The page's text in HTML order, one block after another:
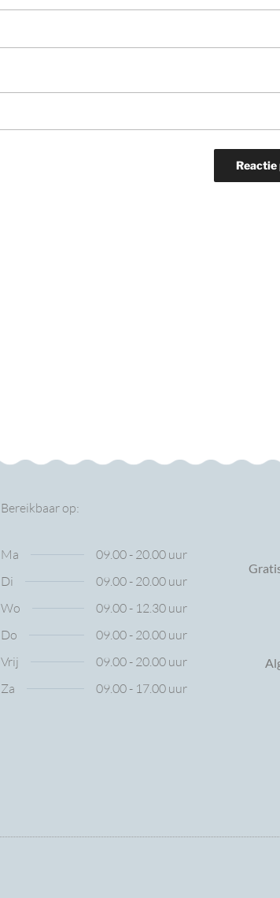
Bereikbaar op:
Ma
09.00 - 20.00 uur
Di
09.00 - 20.00 uur
Wo
09.00 - 12.30 uur
Do
09.00 - 20.00 uur
Vrij
09.00 - 20.00 uur
Za
09.00 - 17.00 uur